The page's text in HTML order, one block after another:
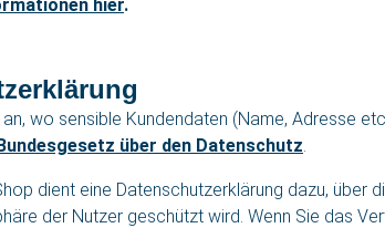
hier.
wo sensible Kundendaten (Name, Adresse
über den Datenschutz.
dient eine Datenschutzerklärung dazu, über
der Nutzer geschützt wird. Wenn Sie das